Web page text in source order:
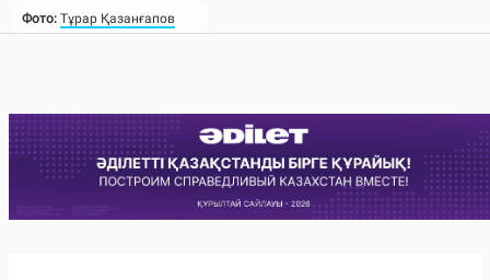
Фото: Тұрар Қазанғапов